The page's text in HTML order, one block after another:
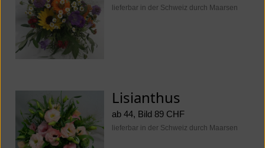
lieferbar in der Schweiz durch Maarsen
Lisianthus
ab 44, Bild 89 CHF
lieferbar in der Schweiz durch Maarsen